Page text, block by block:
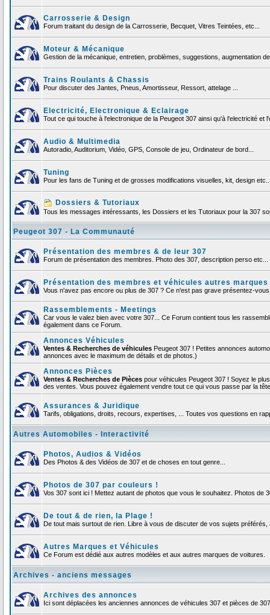
Carrosserie & Design
Forum traitant du design de la Carrosserie, Becquet, Vitres Teintées, etc...
Moteur & Mécanique
Gestion de la mécanique, entretien, problèmes, suggestions, augmentation
Trains Roulants & Chassis
Pour discuter des Jantes, Pneus, Amortisseur, Ressort, attelage ...
Electricité, Electronique & Eclairage
Tout ce qui touche à l'electronique de la Peugeot 307 ainsi qu'à l'electricité et
Audio & Multimedia
Autoradio, Auditorium, Vidéo, GPS, Console de jeu, Ordinateur de bord...
Tuning
Pour les fans de Tuning et de grosses modifications visuelles, kit, design
Dossiers & Tutoriaux
Tous les messages intéressants, les Dossiers et les Tutoriaux pour la 307
Peugeot 307 - La Communauté
Présentation des membres & de leur 307
Forum de présentation des membres. Photo des 307, description perso
Présentation des membres et véhicules autres marques
Vous n'avez pas encore ou plus de 307 ? Ce n'est pas grave présentez-
Rassemblements - Meetings
Car vous le valez bien avec votre 307... Ce Forum contient tous les
également dans ce Forum.
Annonces Véhicules
Ventes & Recherches de véhicules Peugeot 307 ! Petites annonces
annonces avec le maximum de détails et de photos.)
Annonces Pièces
Ventes & Recherches de Pièces pour véhicules Peugeot 307 ! Soyez le
des ventes. Vous pouvez également vendre tout ce qui vous passe par la
Assurances & Juridique
Tarifs, obligations, droits, recours, expertises, ... Toutes vos questions en
Autres Automobiles - Interactivité
Photos, Audios & Vidéos
Des Photos & des Vidéos de 307 et de choses en tout genre...
Photos de 307 par couleurs !
Vos 307 sont ici ! Mettez autant de photos que vous le souhaitez. Photos de
De tout & de rien, la Plage !
De tout mais surtout de rien. Libre à vous de discuter de vos sujets
Autres Marques et Véhicules
Ce Forum est dédié aux autres modèles et aux autres marques de voitures.
Archives - anciens messages
Archives des annonces
Ici sont déplacées les anciennes annonces de véhicules 307 et pièces de 307